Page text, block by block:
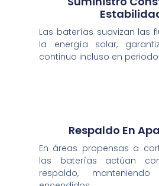
Las baterías suavizan las
la energía solar,
continuo incluso en
Respaldo En
En áreas propensas a
las baterías actúan
respaldo,